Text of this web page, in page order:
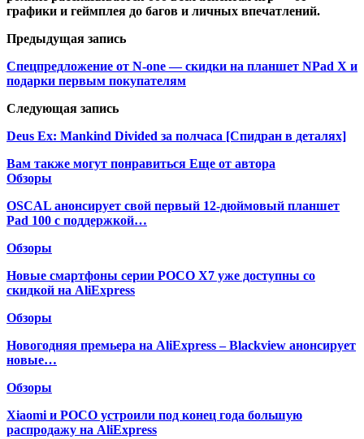
графики и геймплея до багов и личных впечатлений.
Предыдущая запись
Спецпредложение от N-one — скидки на планшет NPad X и
подарки первым покупателям
Следующая запись
Deus Ex: Mankind Divided за полчаса [Спидран в деталях]
Вам также могут понравиться Еще от автора
Обзоры
OSCAL анонсирует свой первый 12-дюймовый планшет
Pad 100 с поддержкой…
Обзоры
Новые смартфоны серии POCO X7 уже доступны со
скидкой на AliExpress
Обзоры
Новогодняя премьера на AliExpress – Blackview анонсирует
новые…
Обзоры
Xiaomi и POCO устроили под конец года большую
распродажу на AliExpress